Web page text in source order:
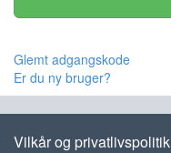
Glemt adgangskode
Er du ny bruger?
Vilkår og privatlivspolitik